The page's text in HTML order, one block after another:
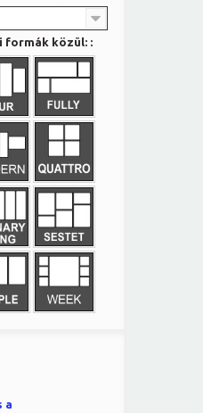
formák közül: :
a